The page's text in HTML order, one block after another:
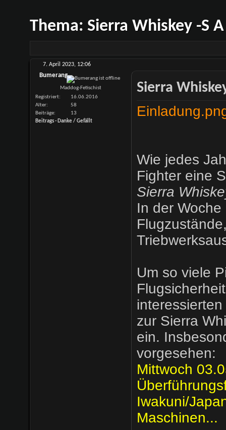
Thema: Sierra Whiskey -S A
7. April 2023, 12:06
Bumerang
Maddog-Fetischist
Registriert
16.06.2016
Alter
58
Beiträge
13
Beitrags - Danke / Gefällt
Sierra
Wie jedes
Fighter eine
Sierra
In der
Um so viele
zur Sierra
ein.
vorgesehen:
Mittwoch
Iwakuni/
Maschinen...